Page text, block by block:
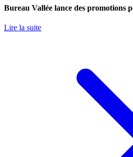
Bureau Vallée lance des promotions
Lire la suite